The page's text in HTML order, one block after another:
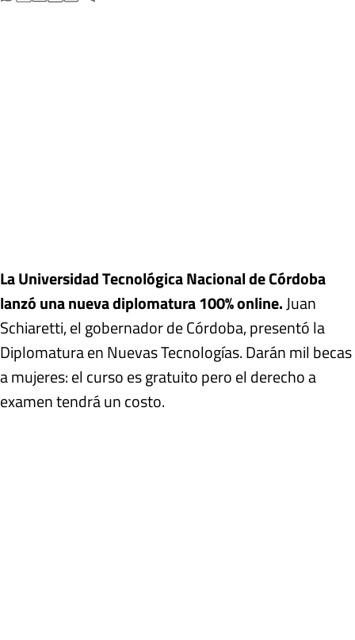
La Universidad Tecnológica Nacional de Córdoba
lanzó una nueva diplomatura 100% online.Juan
Schiaretti, el gobernador de Córdoba, presentó la
Diplomatura en Nuevas Tecnologías. Darán mil becas
a mujeres: el curso es gratuito pero el derecho a
examen tendrá un costo.